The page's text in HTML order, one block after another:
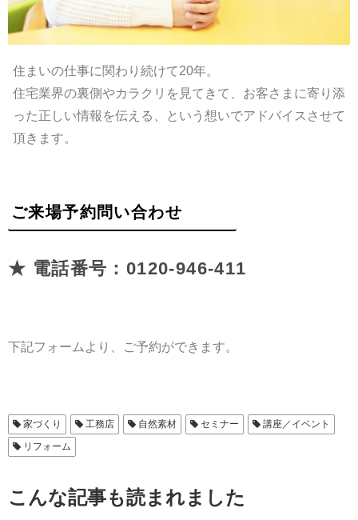
住まいの仕事に関わり続けて20年。
住宅業界の裏側やカラクリを見てきて、お客さまに寄り添
った正しい情報を伝える、という想いでアドバイスさせて
頂きます。
ご来場予約問い合わせ
★ 電話番号：0120-946-411
下記フォームより、ご予約ができます。
家づくり 工務店 自然素材 セミナー
講座／イベント
リフォーム
こんな記事も読まれました